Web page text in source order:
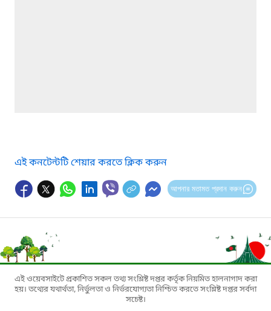
এই কনটেন্টটি শেয়ার করতে ক্লিক করুন
আপনার মতামত প্রদান করুন
এই ওয়েবসাইটে প্রকাশিত সকল তথ্য সংশ্লিষ্ট দপ্তর কর্তৃক নিয়মিত হালনাগাদ করা
হয়। তথ্যের যথার্থতা, নির্ভুলতা ও নির্ভরযোগ্যতা নিশ্চিত করতে সংশ্লিষ্ট দপ্তর সর্বদা
সচেষ্ট।